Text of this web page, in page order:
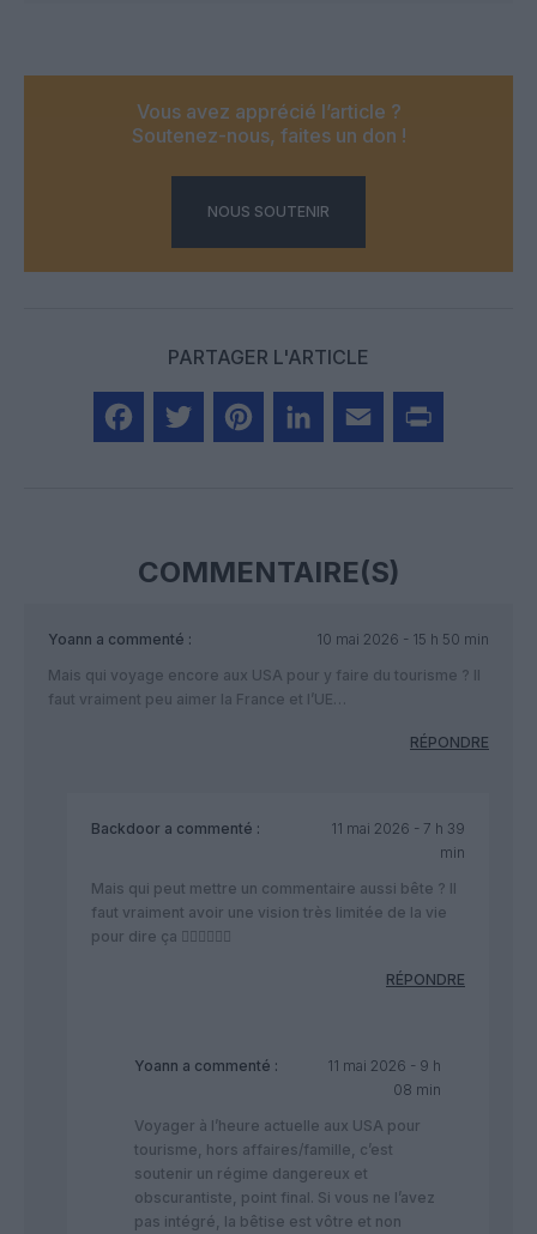
Vous avez apprécié l’article ?
Soutenez-nous, faites un don !
NOUS SOUTENIR
PARTAGER L'ARTICLE
COMMENTAIRE(S)
Yoann a commenté :
10 mai 2026 - 15 h 50 min
Mais qui voyage encore aux USA pour y faire du tourisme ? Il
faut vraiment peu aimer la France et l’UE…
RÉPONDRE
Backdoor a commenté :
11 mai 2026 - 7 h 39
min
Mais qui peut mettre un commentaire aussi bête ? Il
faut vraiment avoir une vision très limitée de la vie
pour dire ça 🤦‍♂️🤦‍♂️🤦‍♂️
RÉPONDRE
Yoann a commenté :
11 mai 2026 - 9 h
08 min
Voyager à l’heure actuelle aux USA pour
tourisme, hors affaires/famille, c’est
soutenir un régime dangereux et
obscurantiste, point final. Si vous ne l’avez
pas intégré, la bêtise est vôtre et non